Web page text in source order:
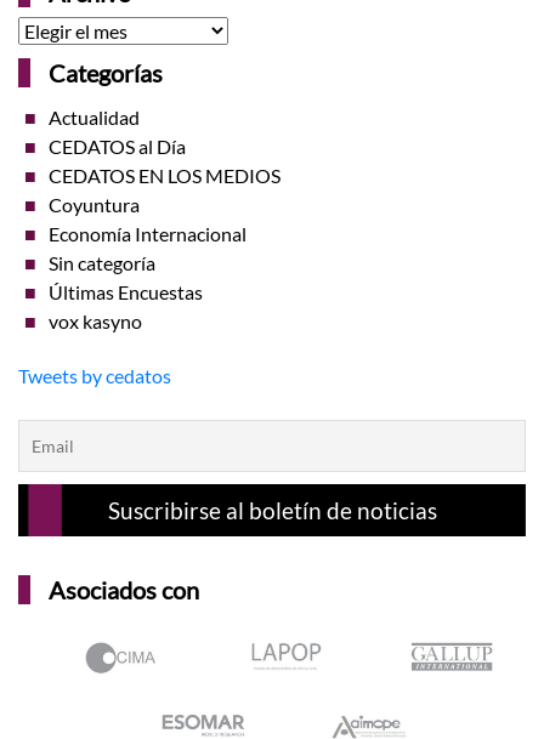
Archivo
Categorías
Actualidad
CEDATOS al Día
CEDATOS EN LOS MEDIOS
Coyuntura
Economía Internacional
Sin categoría
Últimas Encuestas
vox kasyno
Tweets by cedatos
Asociados con